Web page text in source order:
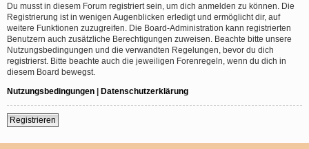
Du musst in diesem Forum registriert sein, um dich anmelden zu können. Die
Registrierung ist in wenigen Augenblicken erledigt und ermöglicht dir, auf
weitere Funktionen zuzugreifen. Die Board-Administration kann registrierten
Benutzern auch zusätzliche Berechtigungen zuweisen. Beachte bitte unsere
Nutzungsbedingungen und die verwandten Regelungen, bevor du dich
registrierst. Bitte beachte auch die jeweiligen Forenregeln, wenn du dich in
diesem Board bewegst.
Nutzungsbedingungen | Datenschutzerklärung
Registrieren